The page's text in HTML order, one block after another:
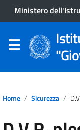
Ministero
Home Sicurezza